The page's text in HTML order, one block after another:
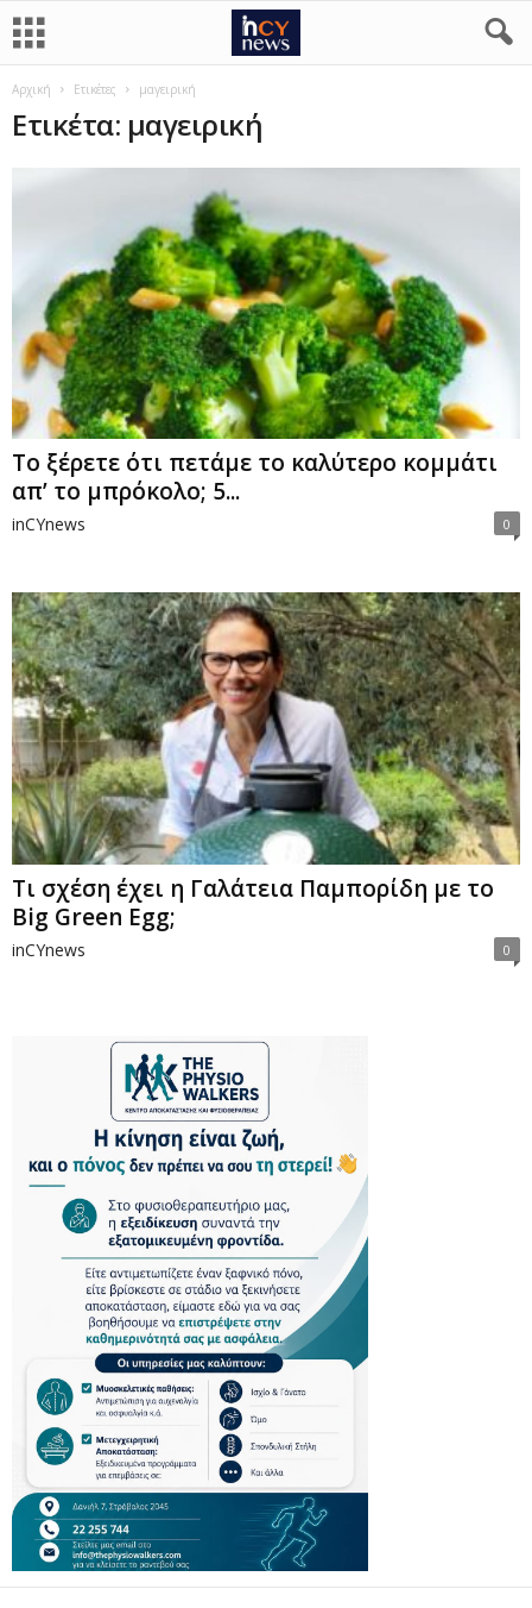
Αρχική Ετικέτες μαγειρική
Ετικέτα: μαγειρική
Το ξέρετε ότι πετάμε το καλύτερο κομμάτι
απ’ το μπρόκολο; 5...
inCYnews 0
Τι σχέση έχει η Γαλάτεια Παμπορίδη με το
Big Green Egg;
inCYnews 0